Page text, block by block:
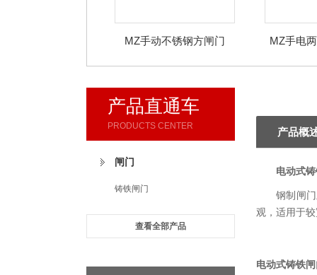
MZ手动不锈钢方闸门 MZ手电
产品直通车
PRODUCTS CENTER
闸门
铸铁闸门
查看全部产品
产品概
电动式
钢制闸
观，适用于
电动式铸铁